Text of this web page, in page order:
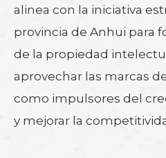
alinea con la iniciativa
provincia de Anhui para
de la propiedad
aprovechar las marcas
como impulsores del
y mejorar la